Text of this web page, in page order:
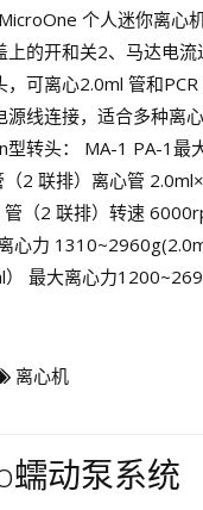
个人迷你离心
上的开和关2、马达电
可离心2.0ml 管和
线连接，适合多种离
型转头： MA-1 PA-1最
2 联排）离心管
（2 联排）转速
心力
最大离心力
离心机
蠕动泵系统